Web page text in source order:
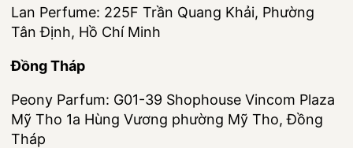
Lan Perfume: 225F Trần Quang Khải, Phường
Tân Định, Hồ Chí Minh
Đồng Tháp
Peony Parfum: G01-39 Shophouse Vincom Plaza
Mỹ Tho 1a Hùng Vương phường Mỹ Tho, Đồng
Tháp